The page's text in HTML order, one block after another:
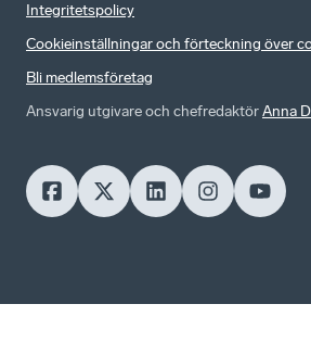
Integritetspolicy
Cookieinställningar och förteckning över
Bli medlemsföretag
Ansvarig utgivare och chefredaktörAnna